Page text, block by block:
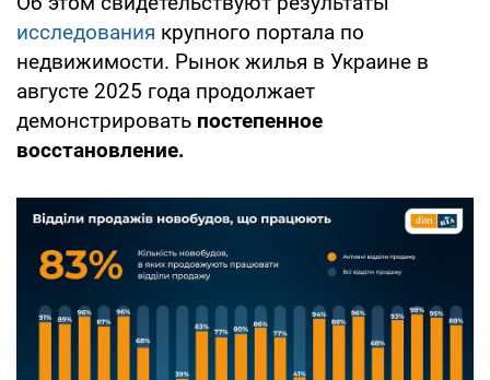
исследования крупного портала по
недвижимости. Рынок жилья в Украине в
августе 2025 года продолжает
демонстрировать постепенное
восстановление.